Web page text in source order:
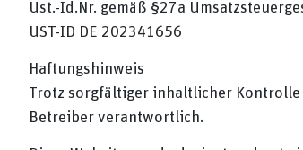
Ust.-Id.Nr. gemäß §27a
UST-ID DE 202341656
Haftungshinweis
Trotz sorgfältiger inhaltlicher
Betreiber verantwortlich.